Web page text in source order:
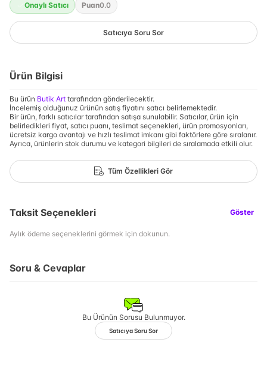
Onaylı Satıcı Puan0.0
Satıcıya Soru Sor
Ürün Bilgisi
Bu ürün Butik Art tarafından gönderilecektir.
İncelemiş olduğunuz ürünün satış fiyatını satıcı belirlemektedir.
Bir ürün, farklı satıcılar tarafından satışa sunulabilir. Satıcılar, ürün için
belirledikleri fiyat, satıcı puanı, teslimat seçenekleri, ürün promosyonları,
ücretsiz kargo avantajı ve hızlı teslimat imkanı gibi faktörlere göre sıralanır.
Ayrıca, ürünlerin stok durumu ve kategori bilgileri de sıralamada etkili olur.
Tüm Özellikleri Gör
Taksit Seçenekleri Göster
Aylık ödeme seçeneklerini görmek için dokunun.
Soru & Cevaplar
Bu Ürünün Sorusu Bulunmuyor.
Satıcıya Soru Sor